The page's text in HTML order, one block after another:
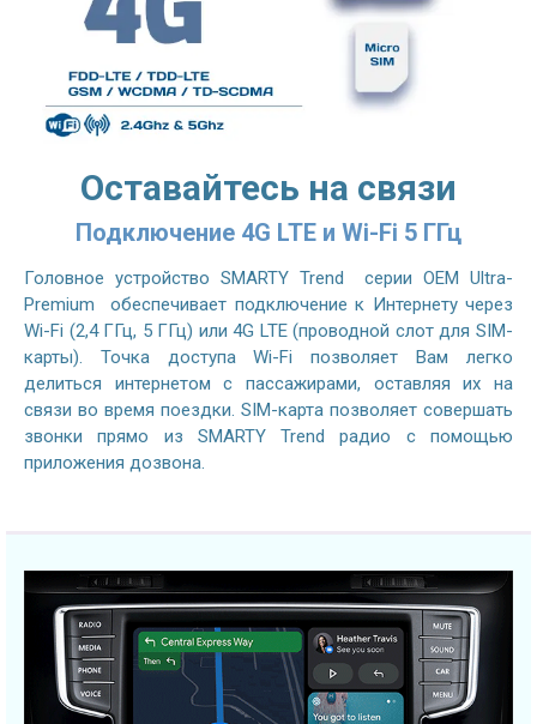
Оставайтесь на связи
Подключение 4G LTE и Wi-Fi 5 ГГц
Головное устройство SMARTY Trend серии OEM Ultra-
Premium обеспечивает подключение к Интернету через
Wi-Fi (2,4 ГГц, 5 ГГц) или 4G LTE (проводной слот для SIM-
карты). Точка доступа Wi-Fi позволяет Вам легко
делиться интернетом с пассажирами, оставляя их на
связи во время поездки. SIM-карта позволяет совершать
звонки прямо из SMARTY Trend радио с помощью
приложения дозвона.